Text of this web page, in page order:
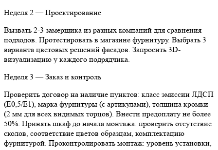
Неделя 2 — Проектирование
Вызвать 2-3 замерщика из разных компаний для сравнения
подходов. Протестировать в магазине фурнитуру. Выбрать 3
варианта цветовых решений фасадов. Запросить 3D-
визуализацию у каждого подрядчика.
Неделя 3 — Заказ и контроль
Проверить договор на наличие пунктов: класс эмиссии ЛДСП
(Е0,5/Е1), марка фурнитуры (с артикулами), толщина кромки
(2 мм для всех видимых торцов). Внести предоплату не более
50%. Принять шкаф до начала монтажа: проверить отсутствие
сколов, соответствие цветов образцам, комплектацию
фурнитурой. Проконтролировать монтаж: уровень установки,